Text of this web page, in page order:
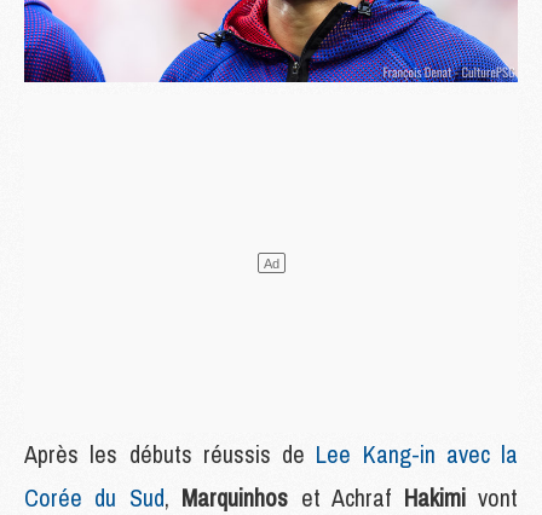
Après les débuts réussis de Lee Kang-in avec la
Corée du Sud, Marquinhos et Achraf Hakimivont